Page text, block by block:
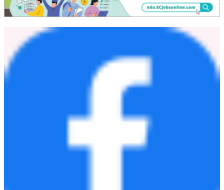
Formula 1及Waterbomb等國際IP開展合作。
受眾體驗。公司通過線下活動與數字渠道觸達消費者，與客戶
合作在多市場規模化落地運營服務，將復雜的品牌活動項目轉
化為協同有序、可量化評估的成果。